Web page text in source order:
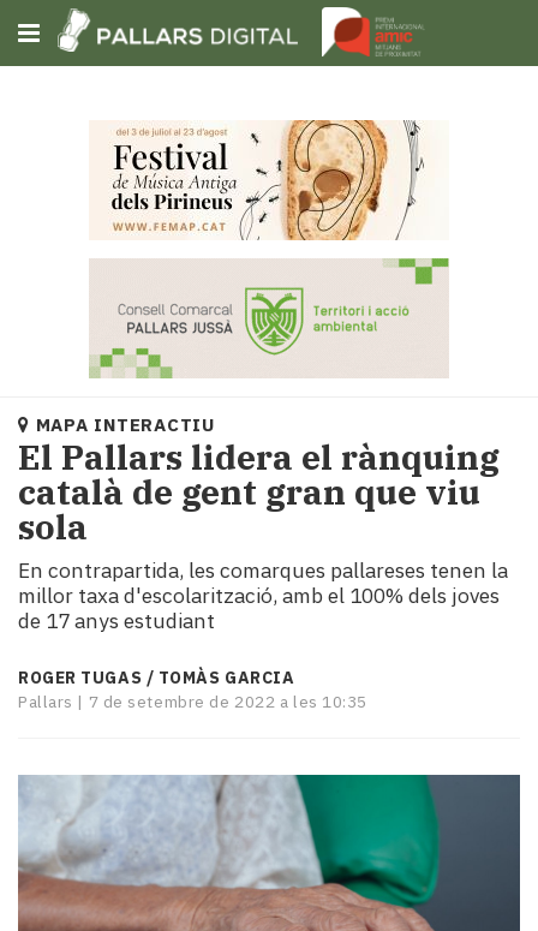
Subscriu-t'hi
Portada
Societat
Política
i
municipis
Economia
turisme
Cultura
Esports
Mai
tant!
mitjans
temps
Reportatges
Entrevistes
Enquestes
MAPA INTERACTIU
El Pallars lidera el rànquing
català de gent gran que viu
sola
En contrapartida, les comarques pallareses tenen la
millor taxa d'escolarització, amb el 100% dels joves
de 17 anys estudiant
ROGER TUGAS / TOMÀS GARCIA
Pallars | 7 de setembre de 2022 a les 10:35